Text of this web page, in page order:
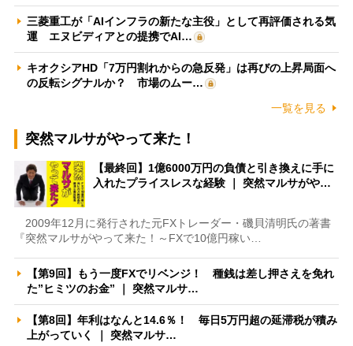
三菱重工が「AIインフラの新たな主役」として再評価される気
運 エヌビディアとの提携でAI…
キオクシアHD「7万円割れからの急反発」は再びの上昇局面へ
の反転シグナルか？ 市場のムー…
一覧を見る
突然マルサがやって来た！
【最終回】1億6000万円の負債と引き換えに手に
入れたプライスレスな経験 ｜ 突然マルサがや…
2009年12月に発行された元FXトレーダー・磯貝清明氏の著書
『突然マルサがやって来た！～FXで10億円稼い…
【第9回】もう一度FXでリベンジ！ 種銭は差し押さえを免れ
た”ヒミツのお金” ｜ 突然マルサ…
【第8回】年利はなんと14.6％！ 毎日5万円超の延滞税が積み
上がっていく ｜ 突然マルサ…